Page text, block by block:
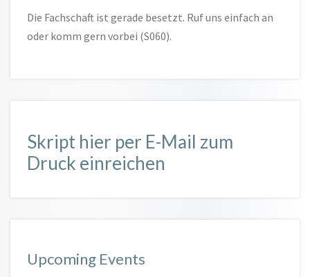
Die Fachschaft ist gerade besetzt. Ruf uns einfach an
oder komm gern vorbei (S060).
Skript hier per E-Mail zum
Druck einreichen
Upcoming Events